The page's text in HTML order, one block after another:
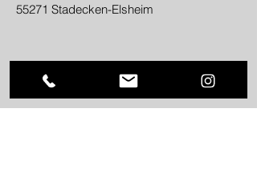
55271 Stadecken-Elsheim